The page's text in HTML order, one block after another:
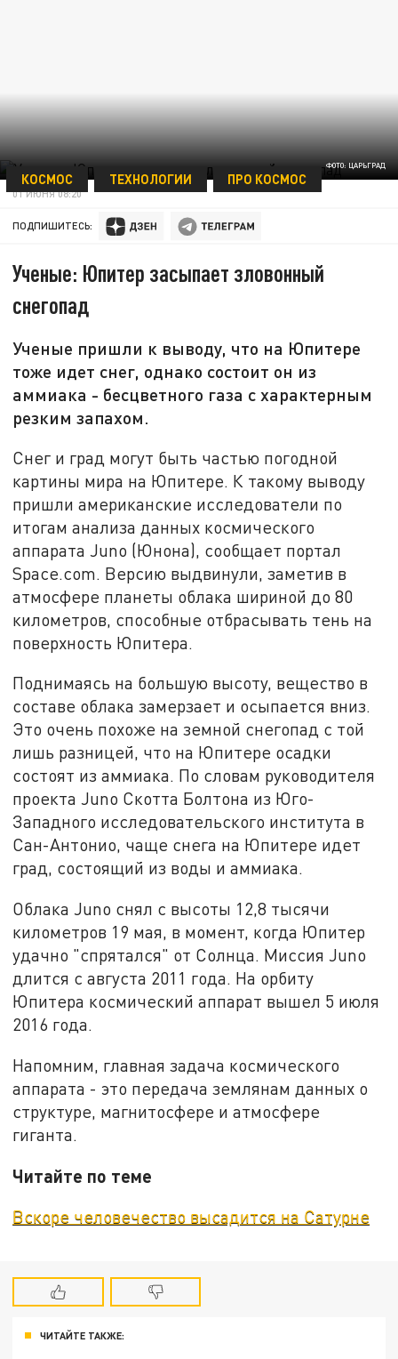
ФОТО: ЦАРЬГРАД
КОСМОС ТЕХНОЛОГИИ ПРО КОСМОС
01 ИЮНЯ 08:20
ПОДПИШИТЕСЬ:
Ученые: Юпитер засыпает зловонный
снегопад
Ученые пришли к выводу, что на Юпитере
тоже идет снег, однако состоит он из
аммиака - бесцветного газа с характерным
резким запахом.
Снег и град могут быть частью погодной
картины мира на Юпитере. К такому выводу
пришли американские исследователи по
итогам анализа данных космического
аппарата Juno (Юнона), сообщает портал
Space.com. Версию выдвинули, заметив в
атмосфере планеты облака шириной до 80
километров, способные отбрасывать тень на
поверхность Юпитера.
Поднимаясь на большую высоту, вещество в
составе облака замерзает и осыпается вниз.
Это очень похоже на земной снегопад с той
лишь разницей, что на Юпитере осадки
состоят из аммиака. По словам руководителя
проекта Juno Скотта Болтона из Юго-
Западного исследовательского института в
Сан-Антонио, чаще снега на Юпитере идет
град, состоящий из воды и аммиака.
Облака Juno снял с высоты 12,8 тысячи
километров 19 мая, в момент, когда Юпитер
удачно "спрятался" от Солнца. Миссия Juno
длится с августа 2011 года. На орбиту
Юпитера космический аппарат вышел 5 июля
2016 года.
Напомним, главная задача космического
аппарата - это передача землянам данных о
структуре, магнитосфере и атмосфере
гиганта.
Читайте по теме
Вскоре человечество высадится на Сатурне
ЧИТАЙТЕ ТАКЖЕ: